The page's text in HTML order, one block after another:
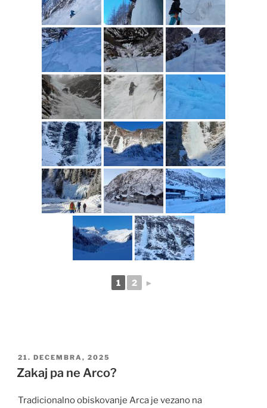
1 2 ►
OBJAVLJENO
DNE
21. DECEMBRA, 2025
Zakaj pa ne Arco?
Tradicionalno obiskovanje Arca je vezano na